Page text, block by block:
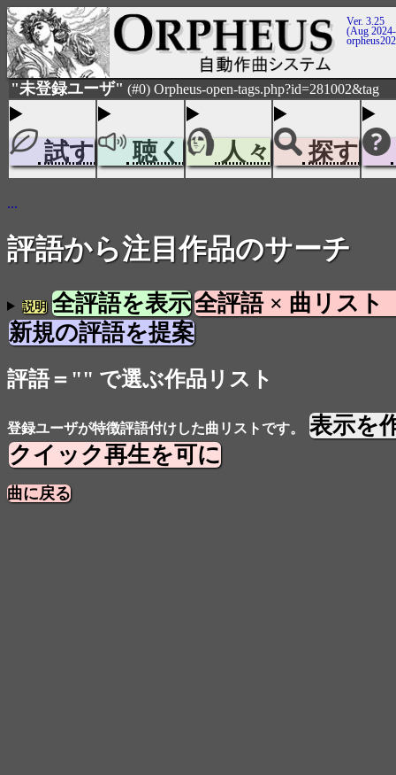
Ver. 3.25
(Aug
"未登録ユーザ" (#0) Orpheus-open-tags.php?id=281002&tag
試す 聴く 人々 探す
...
評語から注目作品のサーチ
説明 全評語を表示全評語 × 曲リスト
新規の評語を提案
評語＝"" で選ぶ作品リスト
登録ユーザが特徴評語付けした曲リストです。
表示を
クイック再生を可に
曲に戻る